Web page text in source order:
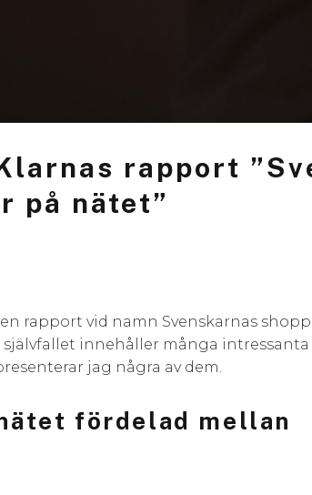
rapport
på nätet”
rapport vid namn Svenskarnas
innehåller många
jag några av dem.
fördelad mellan